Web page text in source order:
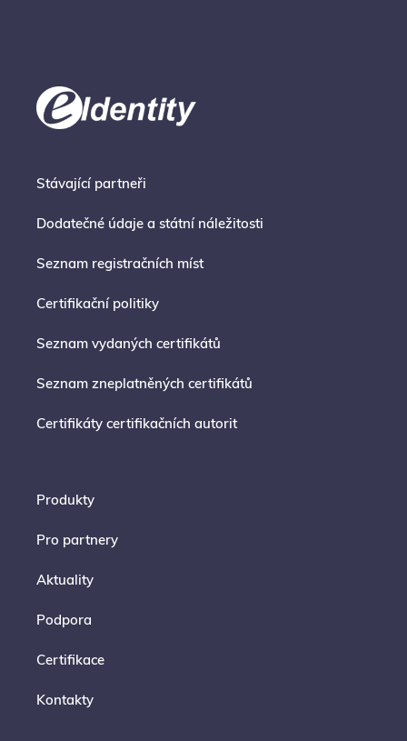
Stávající partneři
Dodatečné údaje a státní náležitosti
Seznam registračních míst
Certifikační politiky
Seznam vydaných certifikátů
Seznam zneplatněných certifikátů
Certifikáty certifikačních autorit
Produkty
Pro partnery
Aktuality
Podpora
Certifikace
Kontakty